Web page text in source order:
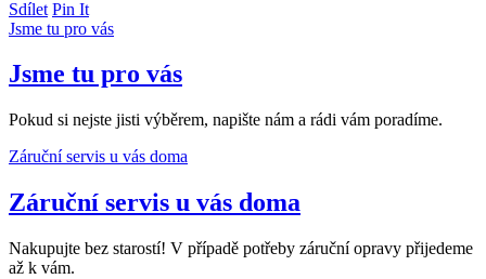
Sdílet Pin It
Jsme tu pro vás
Jsme tu pro vás
Pokud si nejste jisti výběrem, napište nám a rádi vám poradíme.
Záruční servis u vás doma
Záruční servis u vás doma
Nakupujte bez starostí! V případě potřeby záruční opravy přijedeme
až k vám.